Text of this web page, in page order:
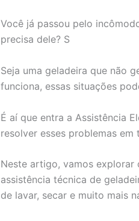
Você já passou pelo
precisa dele? S
Seja uma geladeira que não
funciona, essas situações
É aí que entra a Assistência
resolver esses problemas
Neste artigo, vamos explorar
assistência técnica de
de lavar, secar e muito mais